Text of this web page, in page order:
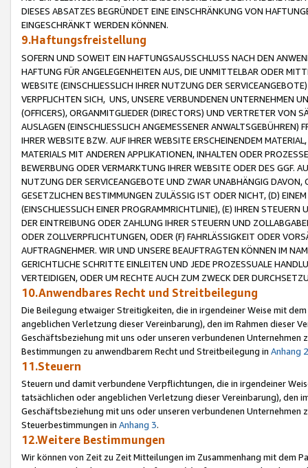
DIESES ABSATZES BEGRÜNDET EINE EINSCHRÄNKUNG VON
EINGESCHRÄNKT WERDEN KÖNNEN.
9.Haftungsfreistellung
SOFERN UND SOWEIT EIN HAFTUNGSAUSSCHLUSS NACH DEN
HAFTUNG FÜR ANGELEGENHEITEN AUS, DIE UNMITTELBAR ODER
WEBSITE (EINSCHLIESSLICH IHRER NUTZUNG DER
VERPFLICHTEN SICH, UNS, UNSERE VERBUNDENEN UNTERNEHMEN
(OFFICERS), ORGANMITGLIEDER (DIRECTORS) UND VERTRETER VON
AUSLAGEN (EINSCHLIESSLICH ANGEMESSENER
IHRER WEBSITE BZW. AUF IHRER WEBSITE ERSCHEINENDEM
MATERIALS MIT ANDEREN APPLIKATIONEN, INHALTEN ODER
BEWERBUNG ODER VERMARKTUNG IHRER WEBSITE ODER DES GGF.
NUTZUNG DER SERVICEANGEBOTE UND ZWAR UNABHÄNGIG
GESETZLICHEN BESTIMMUNGEN ZULÄSSIG IST ODER NICHT, (D)
(EINSCHLIESSLICH EINER PROGRAMMRICHTLINIE), (E) IHREN
DER EINTREIBUNG ODER ZAHLUNG IHRER STEUERN UND
ODER ZOLLVERPFLICHTUNGEN, ODER (F) FAHRLÄSSIGKEIT ODER
AUFTRAGNEHMER. WIR UND UNSERE BEAUFTRAGTEN KÖNNEN IM
GERICHTLICHE SCHRITTE EINLEITEN UND JEDE PROZESSUALE
VERTEIDIGEN, ODER UM RECHTE AUCH ZUM ZWECK DER
10.Anwendbares Recht und Streitbeilegung
Die Beilegung etwaiger Streitigkeiten, die in irgendeiner Weise mit
angeblichen Verletzung dieser Vereinbarung), den im Rahmen dieser
Geschäftsbeziehung mit uns oder unseren verbundenen
Bestimmungen zu anwendbarem Recht und Streitbeilegung in Anhang 2
11.Steuern
Steuern und damit verbundene Verpflichtungen, die in irgendeiner
tatsächlichen oder angeblichen Verletzung dieser Vereinbarung), den
Geschäftsbeziehung mit uns oder unseren verbundenen
Steuerbestimmungen in Anhang 3.
12.Weitere Bestimmungen
Wir können von Zeit zu Zeit Mitteilungen im Zusammenhang mit dem